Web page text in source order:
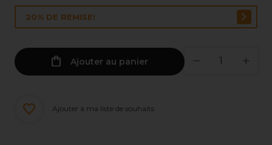
20% DE REMISE!
Ajouter au panier
Ajouter à ma liste de souhaits